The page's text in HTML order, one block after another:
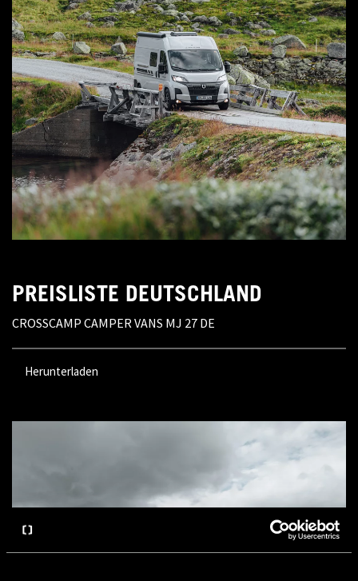
PREISLISTE DEUTSCHLAND
CROSSCAMP CAMPER VANS MJ 27 DE
Herunterladen